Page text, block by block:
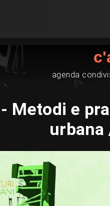
agenda
- Metodi e
urbana